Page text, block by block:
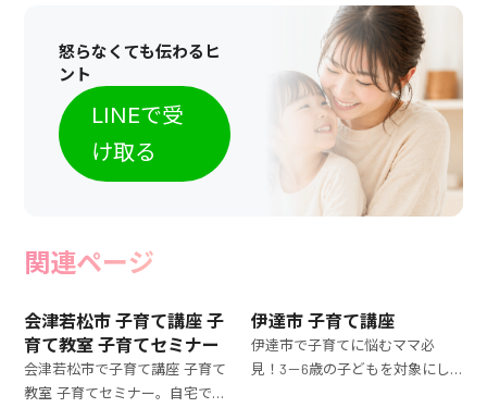
怒らなくても伝わるヒ
ント
LINEで受
け取る
関連ページ
会津若松市 子育て講座 子
育て教室 子育てセミナー
会津若松市で子育て講座 子育て
教室 子育てセミナー。自宅で参
伊達市 子育て講座
伊達市で子育てに悩むママ必
見！3－6歳の子どもを対象にし